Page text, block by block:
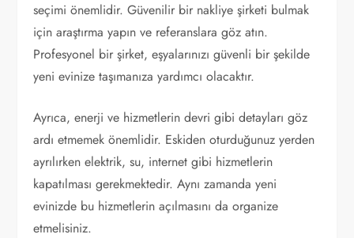
seçimi önemlidir. Güvenilir bir nakliye şirketi bulmak
için araştırma yapın ve referanslara göz atın.
Profesyonel bir şirket, eşyalarınızı güvenli bir şekilde
yeni evinize taşımanıza yardımcı olacaktır.
Ayrıca, enerji ve hizmetlerin devri gibi detayları göz
ardı etmemek önemlidir. Eskiden oturduğunuz yerden
ayrılırken elektrik, su, internet gibi hizmetlerin
kapatılması gerekmektedir. Aynı zamanda yeni
evinizde bu hizmetlerin açılmasını da organize
etmelisiniz.